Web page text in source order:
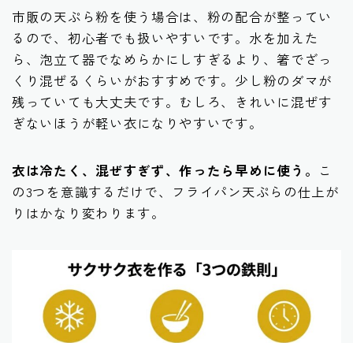
市販の天ぷら粉を使う場合は、粉の配合が整ってい
るので、初心者でも扱いやすいです。水を加えた
ら、泡立て器でなめらかにしすぎるより、箸でざっ
くり混ぜるくらいがおすすめです。少し粉のダマが
残っていても大丈夫です。むしろ、きれいに混ぜす
ぎないほうが軽い衣になりやすいです。
衣は冷たく、混ぜすぎず、作ったら早めに使う。 こ
の3つを意識するだけで、フライパン天ぷらの仕上が
りはかなり変わります。